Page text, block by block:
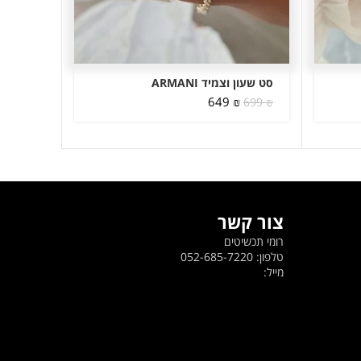
סט שעון וצמיד ARMANI
699₪
המחיר
699 ₪.
649 ₪
המחיר
649 ₪.
צור קשר
רומי תכשיטים
טלפון: 052-685-7220
מייל: